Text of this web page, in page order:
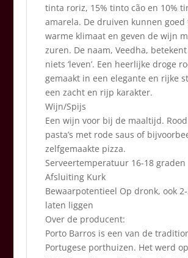
tinta roriz, 15% tinto cão en 10%
amarela. De druiven kunnen goed
warme klimaat en geven de wijn
zuren. De naam, Veedha,
niets ‘leven’. Een heerlijke droge
gemaakt in een elegante en rijke
een zacht en rijp karakter.
Wijn/Spijs
Een wijn voor bij de maaltijd.
pasta’s met rode saus of
zelfgemaakte pizza.
Serveertemperatuur 16-18 graden
Afsluiting Kurk
Bewaarpotentieel Op dronk, ook
laten liggen
Over de producent:
Porto Barros is een van de
Portugese porthuizen. Het werd